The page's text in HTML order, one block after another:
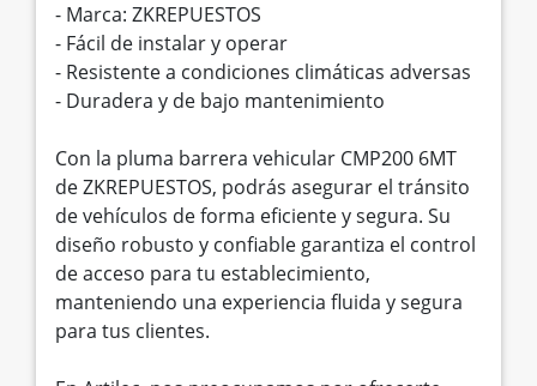
- Marca: ZKREPUESTOS
- Fácil de instalar y operar
- Resistente a condiciones climáticas adversas
- Duradera y de bajo mantenimiento
Con la pluma barrera vehicular CMP200 6MT
de ZKREPUESTOS, podrás asegurar el tránsito
de vehículos de forma eficiente y segura. Su
diseño robusto y confiable garantiza el control
de acceso para tu establecimiento,
manteniendo una experiencia fluida y segura
para tus clientes.